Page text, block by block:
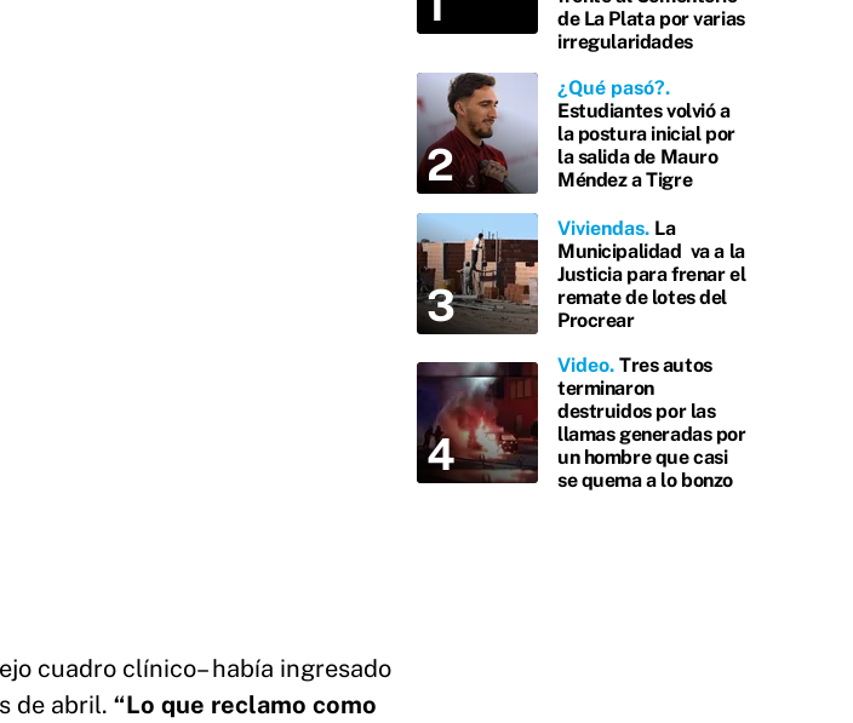
cuadro clínico– había ingresado
de abril. “Lo que reclamo como
de La Plata por varias
irregularidades
¿Qué pasó?
Estudiantes volvió a
la postura inicial por
la salida de Mauro
Méndez a Tigre
Viviendas La
Municipalidad va a la
Justicia para frenar el
remate de lotes del
Procrear
Video Tres autos
terminaron
destruidos por las
llamas generadas por
un hombre que casi
se quema a lo bonzo